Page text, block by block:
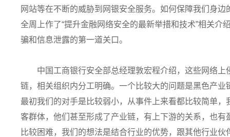
网站等在不断的威胁到网银安全服务。如何保障我们身
全周上作了“提升金融网络安全的最新举措和技术”相关
骗和信息泄露的第一道关口。
中国工商银行安全部总经理敦宏程介绍，这些网络
链，相关组织内分工明确。一个比较大的问题是黑色产
最初我们的对手是比较弱小，从事件上来看都比较简单
客群体，他们甚至形成了产业链，有上下游的关系，也
比较困难，我们的想法是结合行业的优势，跟其他行业